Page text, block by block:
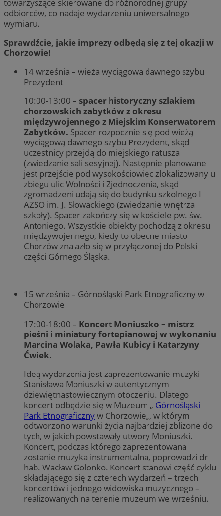
towarzyszące skierowane do różnorodnej grupy
odbiorców, co nadaje wydarzeniu uniwersalnego
wymiaru.
Sprawdźcie, jakie imprezy odbędą się z tej okazji w
Chorzowie!
14września – wieża wyciągowa dawnego szybu
Prezydent
10:00-13:00 – spacer historyczny szlakiem
chorzowskich zabytków z okresu
międzywojennego z Miejskim Konserwatorem
Zabytków. Spacer rozpocznie się pod wieżą
wyciągową dawnego szybu Prezydent, skąd
uczestnicy przejdą do miejskiego ratusza
(zwiedzanie sali sesyjnej). Następnie planowane
jest przejście pod wysokościowiec zlokalizowany u
zbiegu ulic Wolności i Zjednoczenia, skąd
zgromadzeni udają się do budynku szkolnego I
AZSO im. J. Słowackiego (zwiedzanie wnętrza
szkoły). Spacer zakończy się w kościele pw. św.
Antoniego. Wszystkie obiekty pochodzą z okresu
międzywojennego, kiedy to obecne miasto
Chorzów znalazło się w przyłączonej do Polski
części Górnego Śląska.
15 września – Górnośląski Park Etnograficzny w
Chorzowie
17:00-18:00 – Koncert Moniuszko – mistrz
pieśni i miniatury fortepianowej w wykonaniu
Marcina Wolaka, Pawła Kubicy i Katarzyny
Ćwiek.
Ideą wydarzenia jest zaprezentowanie muzyki
Stanisława Moniuszki w autentycznym
dziewiętnastowiecznym otoczeniu. Dlatego
koncert odbędzie się w Muzeum „ Górnośląski
Park Etnograficznyw Chorzowie„, w którym
odtworzono warunki życia najbardziej zbliżone do
tych, w jakich powstawały utwory Moniuszki.
Koncert, podczas którego zaprezentowana
zostanie muzyka instrumentalna, poprowadzi dr
hab. Wacław Golonko. Koncert stanowi część cyklu
składającego się z czterech wydarzeń – trzech
koncertów i jednego widowiska muzycznego –
realizowanych na terenie muzeum we wrześniu.